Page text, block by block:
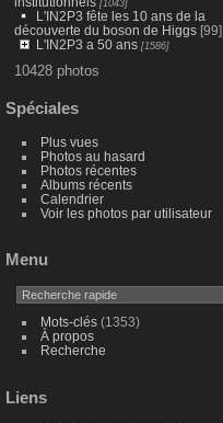
[1043]
L'IN2P3 fête les 10 ans de la
découverte du boson de Higgs[99]
L'IN2P3 a 50 ans[1586]
10428 photos
Spéciales
Plus vues
Photos au hasard
Photos récentes
Albums récents
Calendrier
Voir les photos par utilisateur
Menu
Mots-clés(1353)
À propos
Recherche
Liens